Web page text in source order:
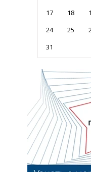
17
18
24
25
31